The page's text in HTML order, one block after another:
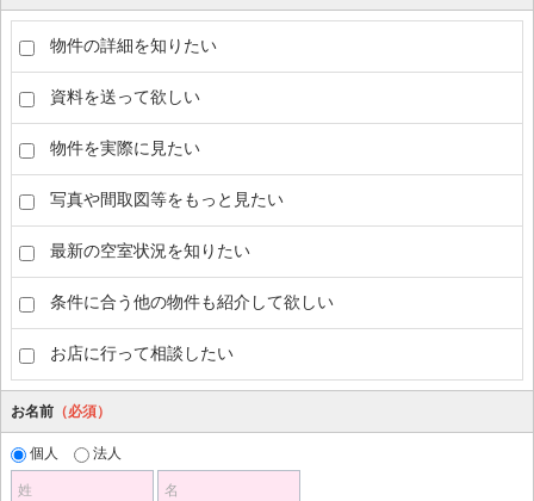
物件の詳細を知りたい
資料を送って欲しい
物件を実際に見たい
写真や間取図等をもっと見たい
最新の空室状況を知りたい
条件に合う他の物件も紹介して欲しい
お店に行って相談したい
お名前 （必須）
個人 法人
姓 名